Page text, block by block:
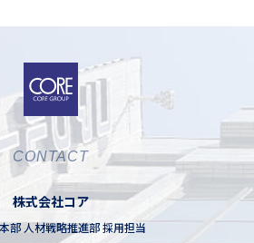
CONTACT
株式会社コア
部 人材戦略推進部 採用担当